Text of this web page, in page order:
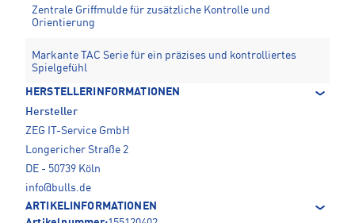
Zentrale Griffmulde für zusätzliche Kontrolle und
Orientierung
Markante TAC Serie für ein präzises und kontrolliertes
Spielgefühl
HERSTELLERINFORMATIONEN
Hersteller
ZEG IT-Service GmbH
Longericher Straße 2
DE - 50739 Köln
info@bulls.de
ARTIKELINFORMATIONEN